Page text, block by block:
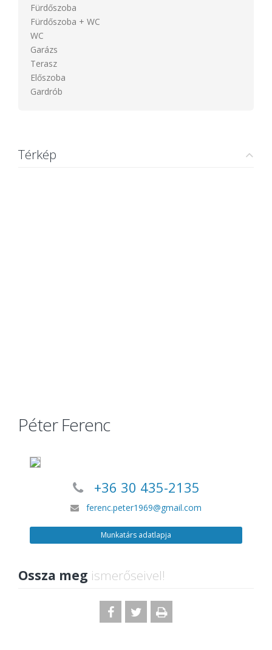
Fürdőszoba
Fürdőszoba + WC
WC
Garázs
Terasz
Előszoba
Gardrób
Térkép
Péter Ferenc
+36 30 435-2135
ferenc.peter1969@gmail.com
Munkatárs adatlapja
Ossza meg ismerőseivel!